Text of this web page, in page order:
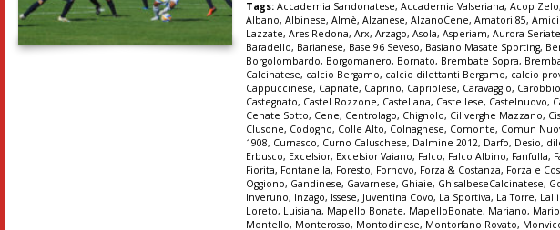
Tags: Accademia Sandonatese,Accademia Valseriana,Acop Zelo
Albano,Albinese,Almè,Alzanese,AlzanoCene,Amatori 85,
Lazzate,Ares Redona,Arx,Arzago,Asola,Asperiam,Aurora
Baradello, Barianese, Base 96 Seveso, Basiano Masate Sporting,
Borgolombardo, Borgomanero, Bornato, Brembate Sopra,
Calcinatese, calcio Bergamo, calcio dilettanti Bergamo, calcio
Cappuccinese, Capriate, Caprino, Capriolese, Caravaggio,
Castegnato, Castel Rozzone, Castellana, Castellese, Castelnuovo,
Cenate Sotto, Cene, Centrolago, Chignolo, Ciliverghe Mazzano,
Clusone, Codogno, Colle Alto, Colnaghese, Comonte, Comun
1908, Curnasco, Curno Caluschese, Dalmine 2012, Darfo, Desio,
Erbusco, Excelsior, Excelsior Vaiano, Falco, Falco Albino, Fanfulla,
Fiorita, Fontanella, Foresto, Fornovo, Forza & Costanza, Forza e
Oggiono, Gandinese, Gavarnese, Ghiaie, GhisalbeseCalcinatese,
Inveruno, Inzago, Issese, Juventina Covo, La Sportiva, La Torre,
Loreto, Luisiana, Mapello Bonate, MapelloBonate, Mariano,
Montello, Monterosso, Montodinese, Montorfano Rovato,